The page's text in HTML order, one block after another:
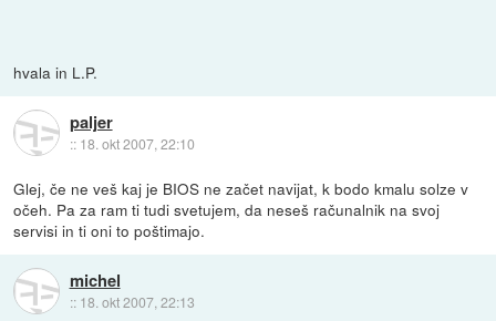
hvala in L.P.
paljer
:: 18. okt 2007, 22:10
Glej, če ne veš kaj je BIOS ne začet navijat, k bodo kmalu solze v
očeh. Pa za ram ti tudi svetujem, da neseš računalnik na svoj
servisi in ti oni to poštimajo.
michel
:: 18. okt 2007, 22:13